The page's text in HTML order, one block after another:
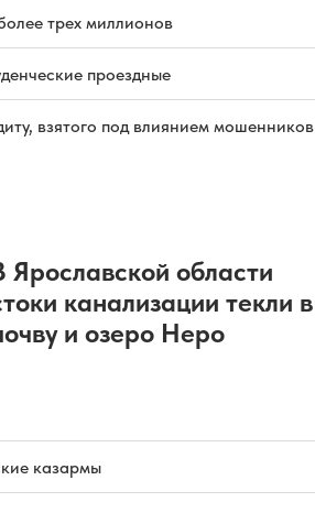
трех миллионов
проездные
взятого под влиянием мошенников
Ярославской области
канализации текли в
и озеро Неро
казармы